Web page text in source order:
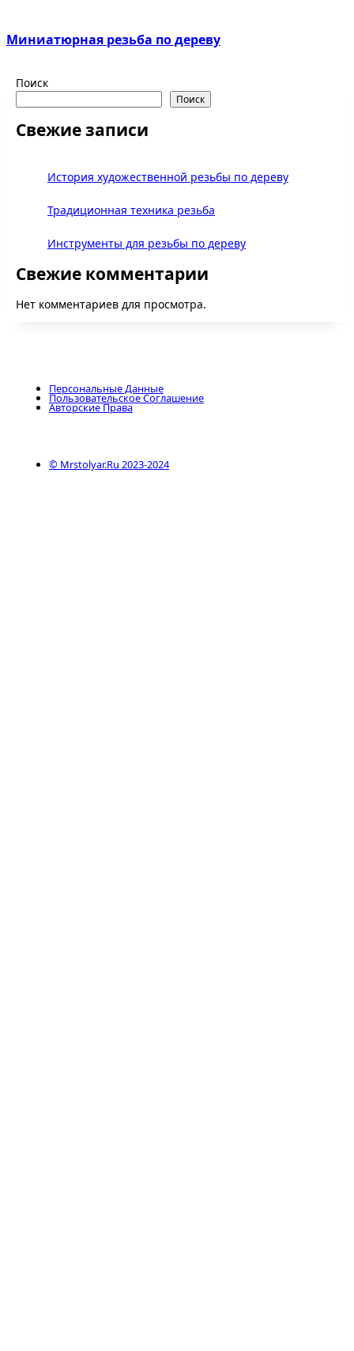
Миниатюрная резьба по дереву
Поиск
Поиск
Свежие записи
История художественной резьбы по дереву
Традиционная техника резьба
Инструменты для резьбы по дереву
Свежие комментарии
Нет комментариев для просмотра.
Персональные Данные
Пользовательское Соглашение
Авторские Права
© Mrstolyar.ru 2023-2024